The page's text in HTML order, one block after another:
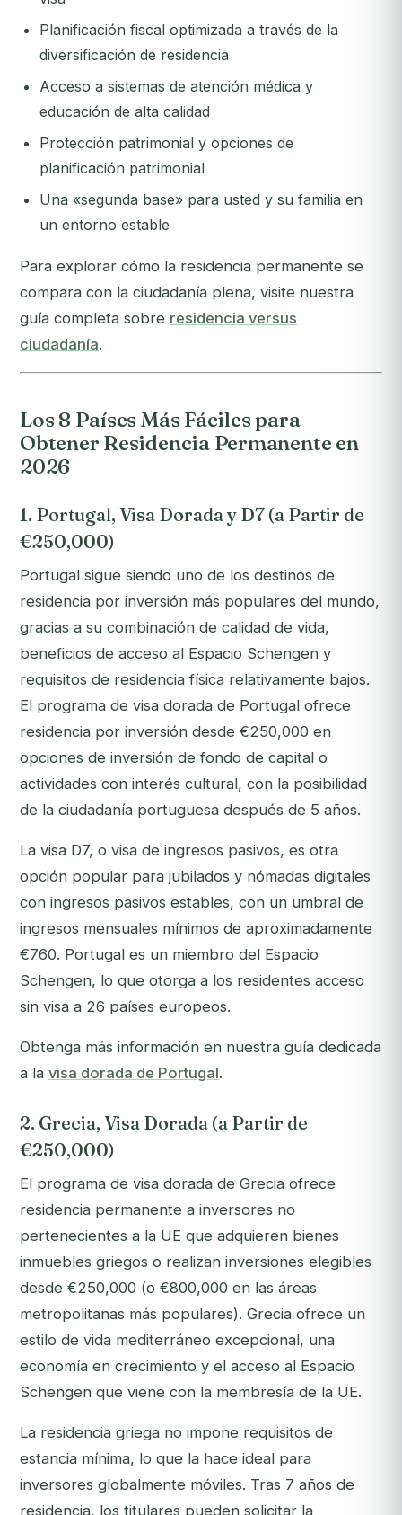
Planificación fiscal optimizada a través de la
diversificación de residencia
Acceso a sistemas de atención médica y
educación de alta calidad
Protección patrimonial y opciones de
planificación patrimonial
Una «segunda base» para usted y su familia en
un entorno estable
Para explorar cómo la residencia permanente se
compara con la ciudadanía plena, visite nuestra
guía completa sobre residencia versus
ciudadanía.
Los 8 Países Más Fáciles para
Obtener Residencia Permanente en
2026
1. Portugal, Visa Dorada y D7 (a Partir de
€250,000)
Portugal sigue siendo uno de los destinos de
residencia por inversión más populares del mundo,
gracias a su combinación de calidad de vida,
beneficios de acceso al Espacio Schengen y
requisitos de residencia física relativamente bajos.
El programa de visa dorada de Portugal ofrece
residencia por inversión desde €250,000 en
opciones de inversión de fondo de capital o
actividades con interés cultural, con la posibilidad
de la ciudadanía portuguesa después de 5 años.
La visa D7, o visa de ingresos pasivos, es otra
opción popular para jubilados y nómadas digitales
con ingresos pasivos estables, con un umbral de
ingresos mensuales mínimos de aproximadamente
€760. Portugal es un miembro del Espacio
Schengen, lo que otorga a los residentes acceso
sin visa a 26 países europeos.
Obtenga más información en nuestra guía dedicada
a la visa dorada de Portugal.
2. Grecia, Visa Dorada (a Partir de
€250,000)
El programa de visa dorada de Grecia ofrece
residencia permanente a inversores no
pertenecientes a la UE que adquieren bienes
inmuebles griegos o realizan inversiones elegibles
desde €250,000 (o €800,000 en las áreas
metropolitanas más populares). Grecia ofrece un
estilo de vida mediterráneo excepcional, una
economía en crecimiento y el acceso al Espacio
Schengen que viene con la membresía de la UE.
La residencia griega no impone requisitos de
estancia mínima, lo que la hace ideal para
inversores globalmente móviles. Tras 7 años de
residencia, los titulares pueden solicitar la